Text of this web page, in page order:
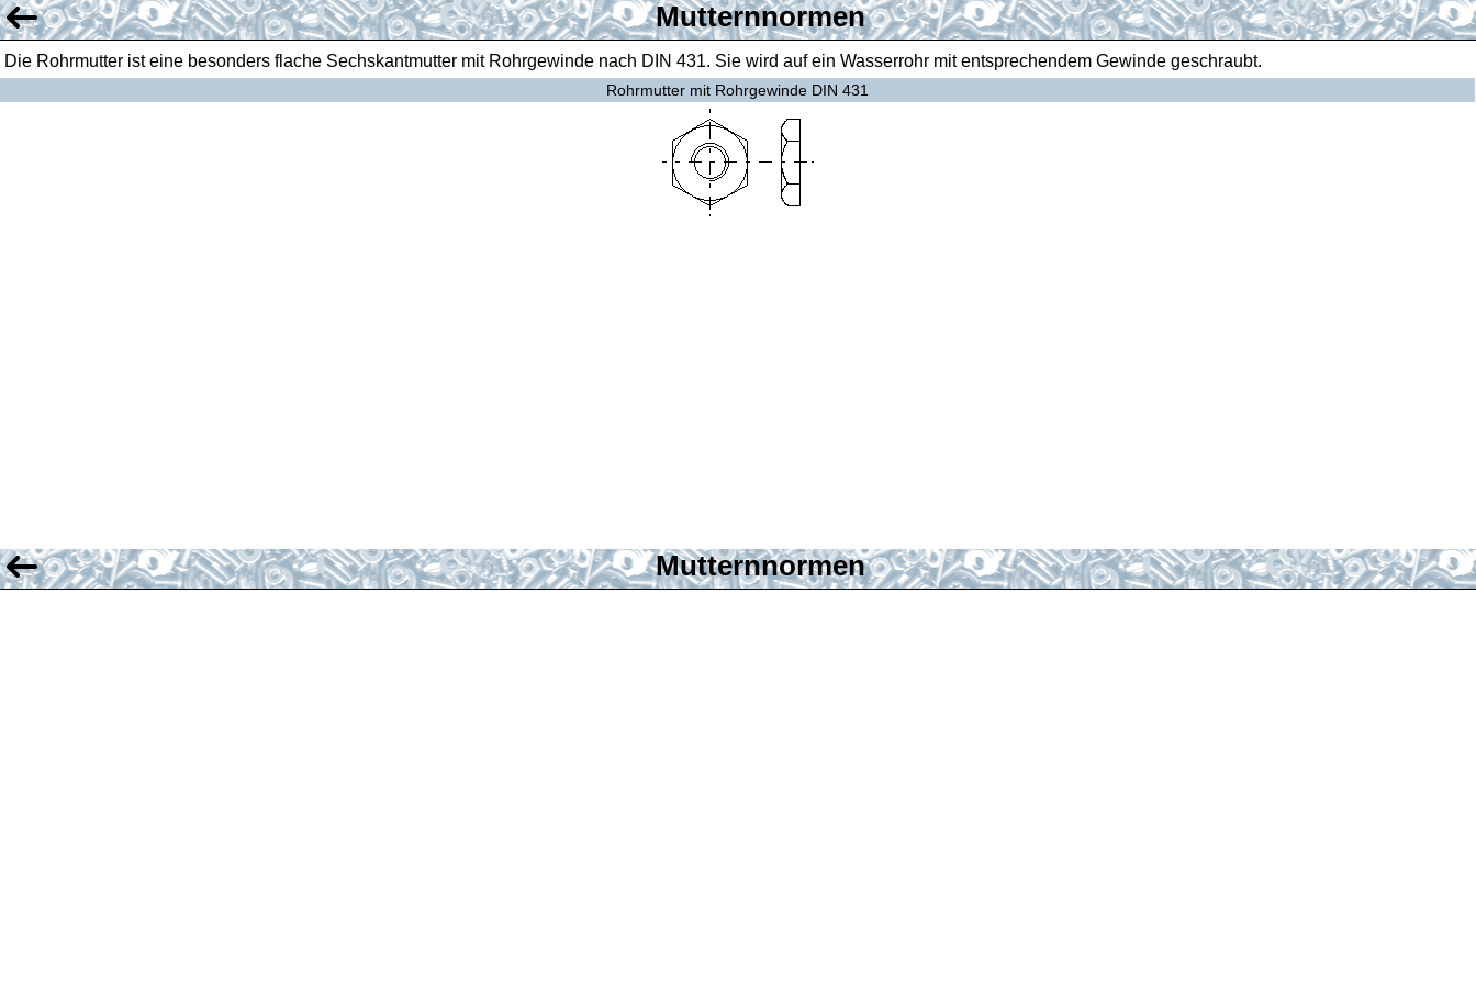
Mutternnormen
Die Rohrmutter ist eine besonders flache Sechskantmutter mit Rohrgewinde nach DIN 431. Sie wird auf ein Wasserrohr mit entsprechendem Gewinde geschraubt.
Rohrmutter mit Rohrgewinde DIN 431
Mutternnormen